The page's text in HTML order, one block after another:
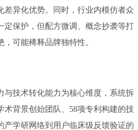
差异化优势。同时，行业内模仿者众
定保护，但配方微调、概念抄袭等打
可能稀释品牌独特性。
与技术转化能力为核心维度，系统拆
术背景创始团队、58项专利构建的技
产学研网络到用户临床级反馈验证的